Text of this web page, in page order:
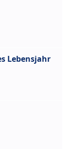
Lebensjahr